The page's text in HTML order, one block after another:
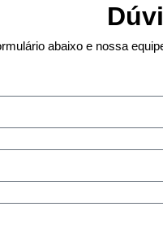
abaixo e nossa